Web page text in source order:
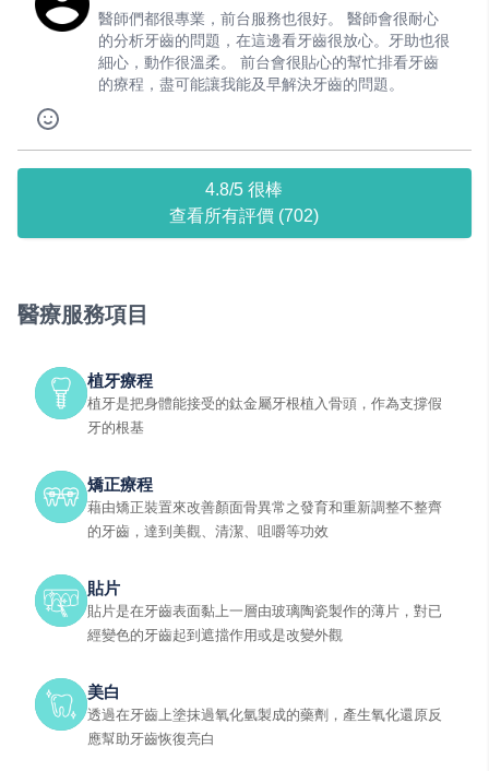
醫師們都很專業，前台服務也很好。 醫師會很耐心
的分析牙齒的問題，在這邊看牙齒很放心。牙助也很
細心，動作很溫柔。 前台會很貼心的幫忙排看牙齒
的療程，盡可能讓我能及早解決牙齒的問題。
4.8/5 很棒
查看所有評價 (702)
醫療服務項目
植牙療程
植牙是把身體能接受的鈦金屬牙根植入骨頭，作為支撐假
牙的根基
矯正療程
藉由矯正裝置來改善顏面骨異常之發育和重新調整不整齊
的牙齒，達到美觀、清潔、咀嚼等功效
貼片
貼片是在牙齒表面黏上一層由玻璃陶瓷製作的薄片，對已
經變色的牙齒起到遮擋作用或是改變外觀
美白
透過在牙齒上塗抹過氧化氫製成的藥劑，產生氧化還原反
應幫助牙齒恢復亮白